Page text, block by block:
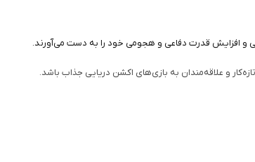
و علاقه‌مندان به بازی‌های اکشن دریایی جذاب باشد.